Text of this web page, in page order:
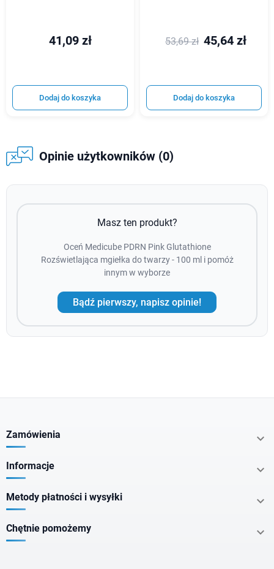
41,09 zł
Dodaj do koszyka
53,69 zł 45,64 zł
Dodaj do koszyka
Opinie użytkowników (0)
Masz ten produkt?
Oceń Medicube PDRN Pink Glutathione
Rozświetlająca mgiełka do twarzy - 100 ml i pomóż
innym w wyborze
Bądź pierwszy, napisz opinie!
Zamówienia 
Informacje 
Metody płatności i wysyłki 
Chętnie pomożemy 